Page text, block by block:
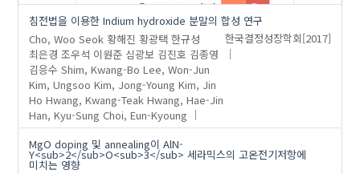
…
E..
E..
Flexural strength
Impedance spectroscopy
Manganeseoxide
Micro-structure
Porousceramic
Precipitationmethod
Raw material
Titanium oxide
침전법을 이용한 Indium hydroxide 분말의 합성 연구
Cho, Woo Seok 황해진 황광택 한규성
최은경 조우석 이원준 심광보 김진호 김종영
김응수 Shim, Kwang-Bo Lee, Won-Jun
Kim, Ungsoo Kim, Jong-Young Kim, Jin
Ho Hwang, Kwang-Teak Hwang, Hae-Jin
Han, Kyu-Sung Choi, Eun-Kyoung
한국결정성장학회[2017]
MgO doping 및 annealing이 AlN-
Y<sub>2</sub>O<sub>3</sub> 세라믹스의 고온전기저항에
미치는 영향